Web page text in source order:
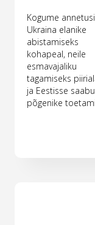
Kogume annetusi
Ukraina elanike
abistamiseks
kohapeal, neile
esmavajaliku
tagamiseks
ja Eestisse
põgenike